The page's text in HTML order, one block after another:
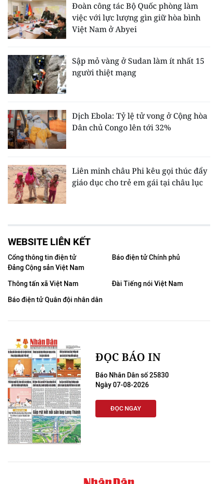
Đoàn công tác Bộ Quốc phòng làm
việc với lực lượng gìn giữ hòa bình
Việt Nam ở Abyei
Sập mỏ vàng ở Sudan làm ít nhất 15
người thiệt mạng
Dịch Ebola: Tỷ lệ tử vong ở Cộng hòa
Dân chủ Congo lên tới 32%
Liên minh châu Phi kêu gọi thúc đẩy
giáo dục cho trẻ em gái tại châu lục
WEBSITE LIÊN KẾT
Cổng thông tin điện tử
Đảng Cộng sản Việt Nam
Báo điện tử Chính phủ
Thông tấn xã Việt Nam
Đài Tiếng nói Việt Nam
Báo điện tử Quân đội nhân dân
ĐỌC BÁO IN
Báo Nhân Dân số 25830
Ngày 07-08-2026
ĐỌC NGAY